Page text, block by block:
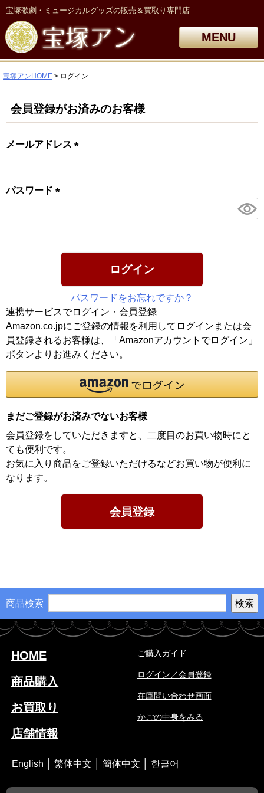
宝塚歌劇・ミュージカルグッズの販売＆買取り専門店
MENU
宝塚アンHOME ログイン
会員登録がお済みのお客様
メールアドレス
パスワード
須)
ログイン
パスワードをお忘れですか？
連携サービスでログイン・会員登録
Amazon.co.jpにご登録の情報を利用してログインまたは会
員登録されるお客様は、「Amazonアカウントでログイン」
ボタンよりお進みください。
まだご登録がお済みでないお客様
会員登録をしていただきますと、二度目のお買い物時にと
ても便利です。
お気に入り商品をご登録いただけるなどお買い物が便利に
なります。
会員登録
商品検索
HOME
商品購入
お買取り
店舗情報
ご購入ガイド
ログイン／会員登録
在庫問い合わせ画面
かごの中身をみる
English 繁体中文 簡体中文 한글어